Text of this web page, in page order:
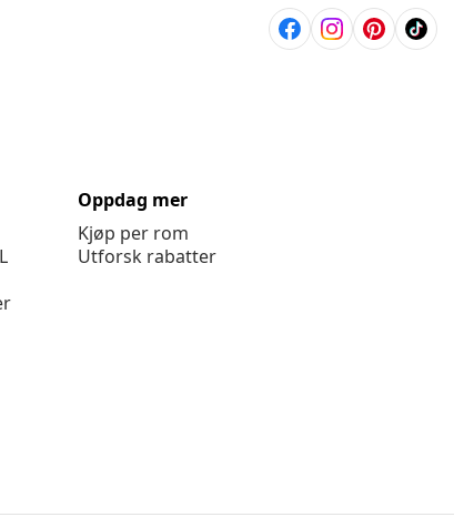
Oppdag mer
Kjøp per rom
Utforsk rabatter